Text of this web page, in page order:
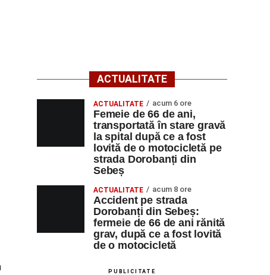
ACTUALITATE
ACTUALITATE acum 6 ore
Femeie de 66 de ani,
transportată în stare gravă
la spital după ce a fost
lovită de o motocicletă pe
strada Dorobanți din
Sebeș
ACTUALITATE acum 8 ore
Accident pe strada
Dorobanți din Sebeș:
fermeie de 66 de ani rănită
grav, după ce a fost lovită
de o motocicletă
PUBLICITATE